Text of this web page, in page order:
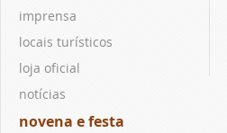
imprensa
locais turísticos
loja oficial
notícias
novena e festa